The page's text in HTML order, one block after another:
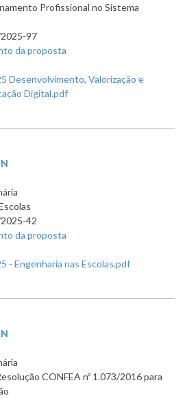
Profissional no Sistema
97
da proposta
Desenvolvimento, Valorização e
Digital.pdf
42
da proposta
- Engenharia nas Escolas.pdf
CONFEA nº 1.073/2016 para